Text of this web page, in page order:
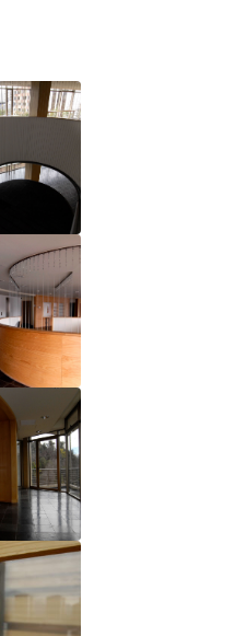
Pontificia Universidad
Chile
Pontificia Universidad
2025
de Graduación
en Derecho, LLM 2025